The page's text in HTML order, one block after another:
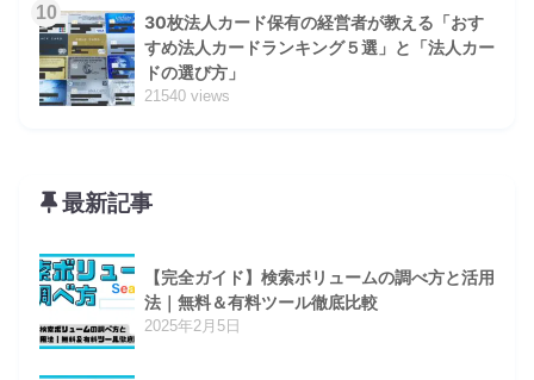
10
30枚法人カード保有の経営者が教える「おす
すめ法人カードランキング５選」と「法人カー
ドの選び方」
21540 views
最新記事
【完全ガイド】検索ボリュームの調べ方と活用
法｜無料＆有料ツール徹底比較
2025年2月5日